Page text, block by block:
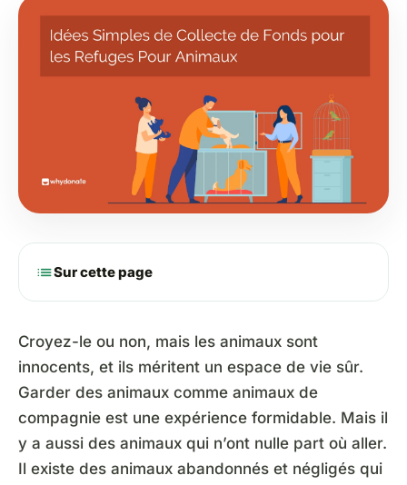
listSur cette page
Croyez-le ou non, mais les animaux sont
innocents, et ils méritent un espace de vie sûr.
Garder des animaux comme animaux de
compagnie est une expérience formidable. Mais il
y a aussi des animaux qui n’ont nulle part où aller.
Il existe des animaux abandonnés et négligés qui